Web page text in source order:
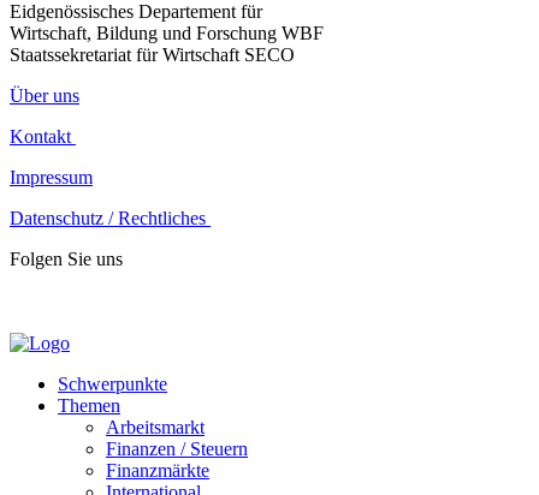
Eidgenössisches Departement für
Wirtschaft, Bildung und Forschung WBF
Staatssekretariat für Wirtschaft SECO
Über uns
Kontakt
Impressum
Datenschutz / Rechtliches
Folgen Sie uns
Schwerpunkte
Themen
Arbeitsmarkt
Finanzen / Steuern
Finanzmärkte